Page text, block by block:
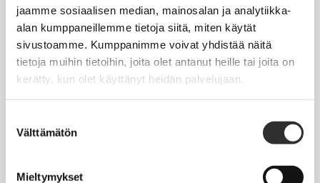
jaamme sosiaalisen median, mainosalan ja analytiikka-
alan kumppaneillemme tietoja siitä, miten käytät
sivustoamme. Kumppanimme voivat yhdistää näitä
tietoja muihin tietoihin, joita olet antanut heille tai joita on
kerätty, kun olet käyttänyt heidän palvelujaan.
valinta
Välttämätön
Mieltymykset
JOBI
TYÖELÄMÄOPAS
Työnhaku
KirVESTES 2025-2028, KJTES sekä muut työ- ja